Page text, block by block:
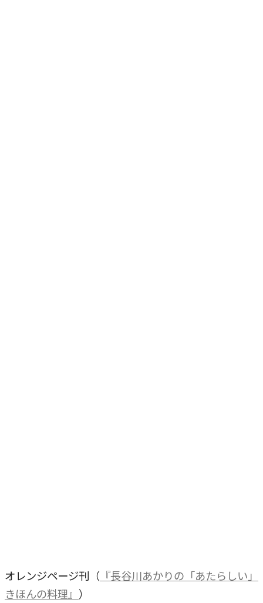
オレンジページ刊（ 『長谷川あかりの「あたらしい」
きほんの料理』 ）